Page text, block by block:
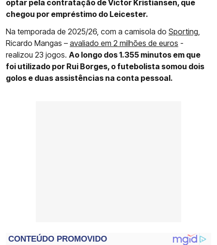
optar pela contratação de Victor Kristiansen, que
chegou por empréstimo do Leicester.
Na temporada de 2025/26, com a camisola do Sporting
Ricardo Mangas – avaliado em 2 milhões de euros -
realizou 23 jogos. Ao longo dos 1.355 minutos em que
foi utilizado por Rui Borges, o futebolista somou dois
golos e duas assistências na conta pessoal.